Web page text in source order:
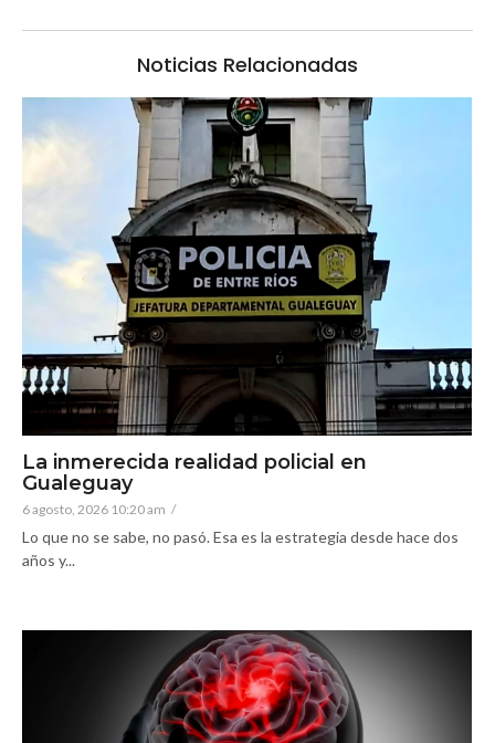
Noticias Relacionadas
La inmerecida realidad policial en
Gualeguay
6 agosto, 2026 10:20 am /
Lo que no se sabe, no pasó. Esa es la estrategia desde hace dos
años y...